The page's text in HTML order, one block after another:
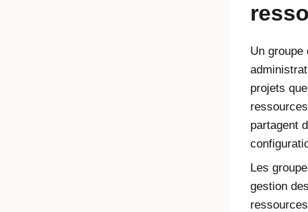
Un
projets
partagent
Les
gestion